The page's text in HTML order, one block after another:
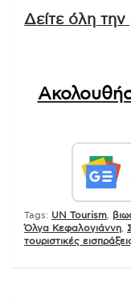
Δείτε όλη
Tags: UN Tourism
Όλγα Κεφαλογιάννη
τουριστικές